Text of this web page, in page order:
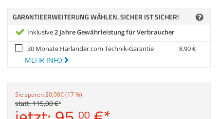
GARANTIEERWEITERUNG WÄHLEN. SICHER IST SICHER!
Inklusive2 Jahre Gewährleistung für Verbraucher
30 Monate Harlander.com Technik-Garantie
8,90€
MEHR INFO
Sie sparen 20,00€ (17 %)
statt:115,00€*
00